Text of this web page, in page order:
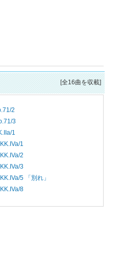
[全16曲を収載]
2
3
1
1
2
3
5 「別れ」
8